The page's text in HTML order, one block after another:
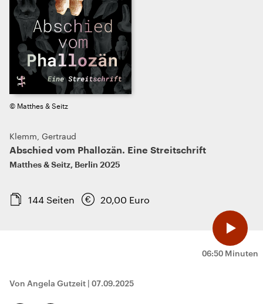
06:50 Minuten
© Matthes & Seitz
Klemm, Gertraud
Abschied vom Phallozän. Eine Streitschrift
Matthes & Seitz, Berlin 2025
144 Seiten 20,00 Euro
Von Angela Gutzeit | 07.09.2025